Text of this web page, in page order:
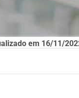
em 16/11/